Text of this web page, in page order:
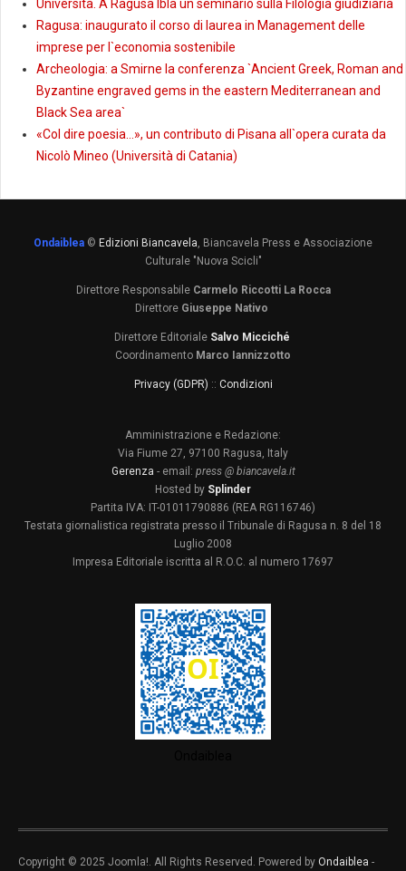
Università. A Ragusa Ibla un seminario sulla Filologia giudiziaria
Ragusa: inaugurato il corso di laurea in Management delle
imprese per l`economia sostenibile
Archeologia: a Smirne la conferenza `Ancient Greek, Roman and
Byzantine engraved gems in the eastern Mediterranean and
Black Sea area`
«Col dire poesia…», un contributo di Pisana all`opera curata da
Nicolò Mineo (Università di Catania)
Ondaiblea © Edizioni Biancavela, Biancavela Press e Associazione
Culturale "Nuova Scicli"
Direttore Responsabile Carmelo Riccotti La Rocca
Direttore Giuseppe Nativo
Direttore Editoriale Salvo Micciché
Coordinamento Marco Iannizzotto
Privacy (GDPR) :: Condizioni
Amministrazione e Redazione:
Via Fiume 27, 97100 Ragusa, Italy
Gerenza - email: press @ biancavela.it
Hosted by Splinder
Partita IVA: IT-01011790886 (REA RG116746)
Testata giornalistica registrata presso il Tribunale di Ragusa n. 8 del 18
Luglio 2008
Impresa Editoriale iscritta al R.O.C. al numero 17697
Copyright © 2025 Joomla!. All Rights Reserved. Powered by Ondaiblea -